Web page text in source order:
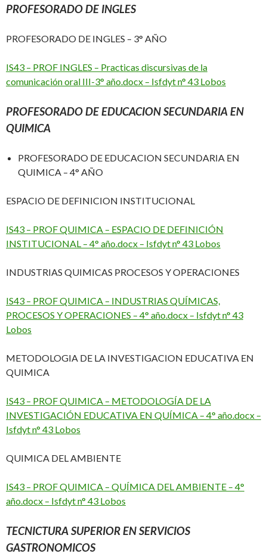
PROFESORADO DE INGLES
PROFESORADO DE INGLES – 3° AÑO
IS43 – PROF INGLES – Practicas discursivas de la
comunicación oral III-3° año.docx – Isfdyt n° 43 Lobos
PROFESORADO DE EDUCACION SECUNDARIA EN
QUIMICA
PROFESORADO DE EDUCACION SECUNDARIA EN
QUIMICA – 4° AÑO
ESPACIO DE DEFINICION INSTITUCIONAL
IS43 – PROF QUIMICA – ESPACIO DE DEFINICIÓN
INSTITUCIONAL – 4° año.docx – Isfdyt n° 43 Lobos
INDUSTRIAS QUIMICAS PROCESOS Y OPERACIONES
IS43 – PROF QUIMICA – INDUSTRIAS QUÍMICAS,
PROCESOS Y OPERACIONES – 4° año.docx – Isfdyt n° 43
Lobos
METODOLOGIA DE LA INVESTIGACION EDUCATIVA EN
QUIMICA
IS43 – PROF QUIMICA – METODOLOGÍA DE LA
INVESTIGACIÓN EDUCATIVA EN QUÍMICA – 4° año.docx –
Isfdyt n° 43 Lobos
QUIMICA DEL AMBIENTE
IS43 – PROF QUIMICA – QUÍMICA DEL AMBIENTE – 4°
año.docx – Isfdyt n° 43 Lobos
TECNICTURA SUPERIOR EN SERVICIOS
GASTRONOMICOS